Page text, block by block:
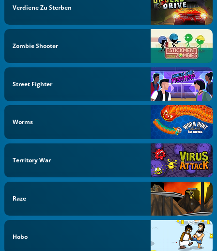
Verdiene Zu Sterben
Zombie Shooter
Street Fighter
Worms
Territory War
Raze
Hobo